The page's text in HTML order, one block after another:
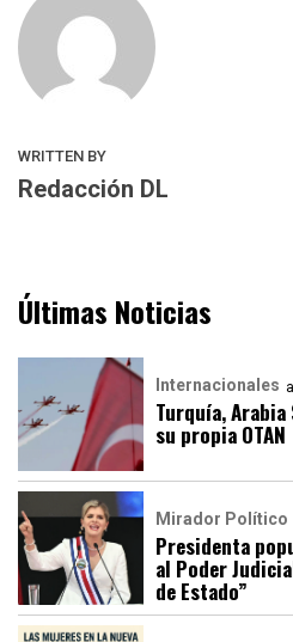
WRITTEN BY
Redacción DL
Últimas Noticias
Internacionales
Turquía,
su propia OTAN
Mirador Político
Presidenta
al Poder
de Estado”